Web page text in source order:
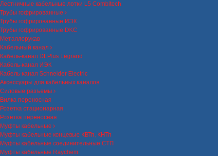
Лестничные кабельные лотки L5 Combitech
Трубы гофрированные
Трубы гофрированные ИЭК
Трубы гофрированные DKC
Металлорукав
Кабельный канал
Кабель-канал DLPlus Legrand
Кабель-канал ИЭК
Кабель-канал Schneider Electric
Аксессуары для кабельных каналов
Силовые разъемы
Вилка переносная
Розетка стационарная
Розетка переносная
Муфты кабельные
Муфты кабельные концевые КВТп, КНТп
Муфты кабельные соединительные СТП
Муфты кабельные Raychem